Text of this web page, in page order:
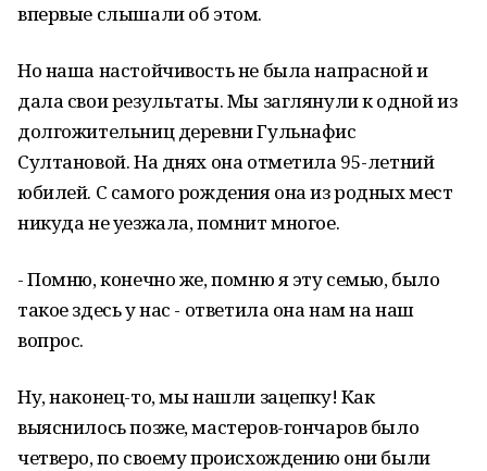
впервые слышали об этом.
Но наша настойчивость не была напрасной и
дала свои результаты. Мы заглянули к одной из
долгожительниц деревни Гульнафис
Султановой. На днях она отметила 95-летний
юбилей. С самого рождения она из родных мест
никуда не уезжала, помнит многое.
- Помню, конечно же, помню я эту семью, было
такое здесь у нас - ответила она нам на наш
вопрос.
Ну, наконец-то, мы нашли зацепку! Как
выяснилось позже, мастеров-гончаров было
четверо, по своему происхождению они были